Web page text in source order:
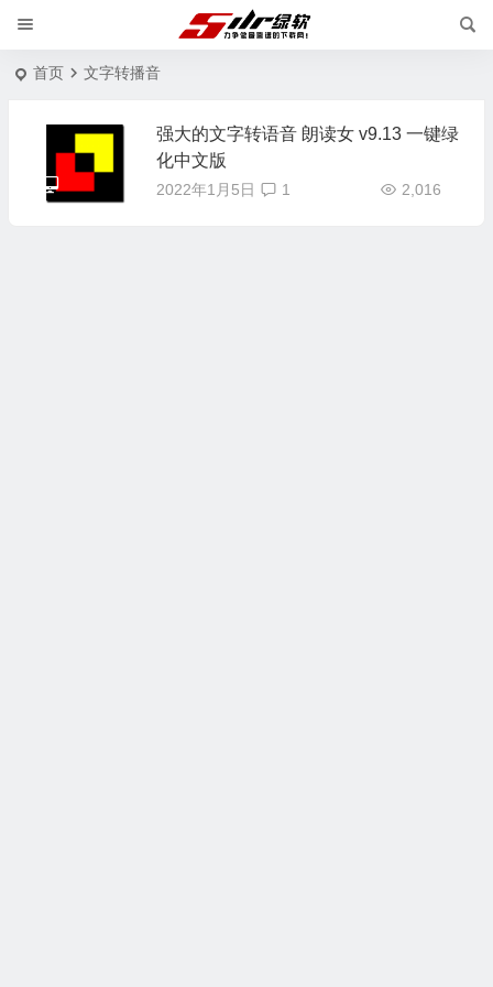
首页 文字转播音
强大的文字转语音 朗读女 v9.13 一键绿
化中文版
2022年1月5日 2,016
1